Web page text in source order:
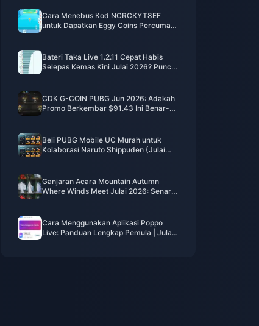
Cara Menebus Kod NCRCKYT8EF
untuk Dapatkan Eggy Coins Percuma
Bateri Taka Live 1.2.11 Cepat Habis
Selepas Kemas Kini Julai 2026? Punca
CDK G-COIN PUBG Jun 2026: Adakah
Promo Berkembar $91.43 Ini Benar-
Beli PUBG Mobile UC Murah untuk
Kolaborasi Naruto Shippuden (Julai
Ganjaran Acara Mountain Autumn
Where Winds Meet Julai 2026: Senarai
Cara Menggunakan Aplikasi Poppo
Live: Panduan Lengkap Pemula | Julai